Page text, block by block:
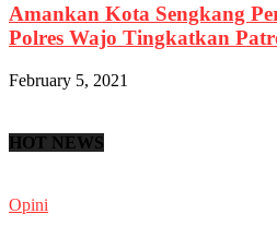
Amankan Kota Sengkang
Polres Wajo Tingkatkan
February 5, 2021
HOT NEWS
Opini